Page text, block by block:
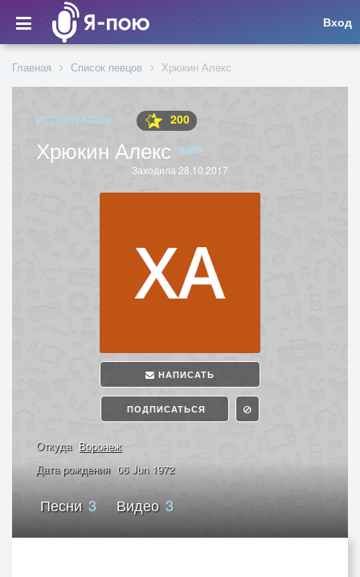
Вход
Главная Список певцов Хрюкин Алекс
ИСПОЛНИТЕЛЬ 200
Хрюкин Алекс swin
Заходила 28.10.2017
НАПИСАТЬ
ПОДПИСАТЬСЯ
Откуда Воронеж
Дата рождения 06 Jun 1972
Песни3 Видео3